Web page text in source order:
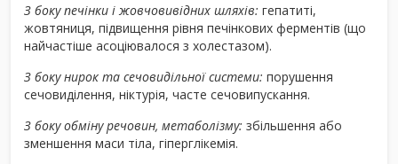
З боку печінки і жовчовивідних шляхів: гепатиті,
жовтяниця, підвищення рівня печінкових ферментів (що
найчастіше асоціювалося з холестазом).
З боку нирок та сечовидільної системи: порушення
сечовиділення, ніктурія, часте сечовипускання.
З боку обміну речовин, метаболізму: збільшення або
зменшення маси тіла, гіперглікемія.